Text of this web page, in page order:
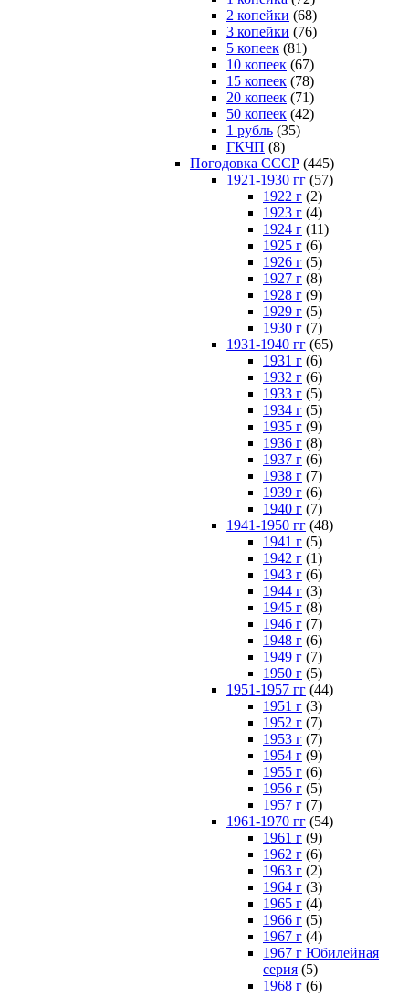
2 копейки (68)
3 копейки (76)
5 копеек (81)
10 копеек (67)
15 копеек (78)
20 копеек (71)
50 копеек (42)
1 рубль (35)
ГКЧП (8)
Погодовка СССР (445)
1921-1930 гг (57)
1922 г (2)
1923 г (4)
1924 г (11)
1925 г (6)
1926 г (5)
1927 г (8)
1928 г (9)
1929 г (5)
1930 г (7)
1931-1940 гг (65)
1931 г (6)
1932 г (6)
1933 г (5)
1934 г (5)
1935 г (9)
1936 г (8)
1937 г (6)
1938 г (7)
1939 г (6)
1940 г (7)
1941-1950 гг (48)
1941 г (5)
1942 г (1)
1943 г (6)
1944 г (3)
1945 г (8)
1946 г (7)
1948 г (6)
1949 г (7)
1950 г (5)
1951-1957 гг (44)
1951 г (3)
1952 г (7)
1953 г (7)
1954 г (9)
1955 г (6)
1956 г (5)
1957 г (7)
1961-1970 гг (54)
1961 г (9)
1962 г (6)
1963 г (2)
1964 г (3)
1965 г (4)
1966 г (5)
1967 г (4)
1967 г Юбилейная
серия (5)
1968 г (6)